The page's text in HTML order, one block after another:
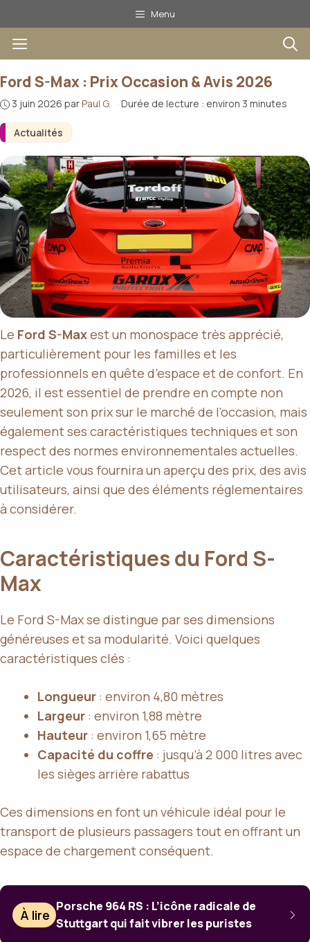
au
contenu
Menu
Menu
Actualités
Ford S-Max : Prix Occasion & Avis 2026
3 juin 2026 parPaul G. · Durée de lecture : environ 3 minutes
Le Ford S-Maxest un monospace très apprécié,
particulièrement pour les familles et les
professionnels en quête d’espace et de confort. En
2026, il est essentiel de prendre en compte non
seulement son prix sur le marché de l’occasion, mais
également ses caractéristiques techniques et son
respect des normes environnementales actuelles.
Cet article vous fournira un aperçu des prix, des avis
utilisateurs, ainsi que des éléments réglementaires
à considérer.
Caractéristiques du Ford S-
Max
Le Ford S-Max se distingue par ses dimensions
généreuses et sa modularité. Voici quelques
caractéristiques clés :
Longueur : environ 4,80 mètres
Largeur : environ 1,88 mètre
Hauteur : environ 1,65 mètre
Capacité du coffre : jusqu’à 2 000 litres avec
les sièges arrière rabattus
Ces dimensions en font un véhicule idéal pour le
transport de plusieurs passagers tout en offrant un
espace de chargement conséquent.
À lire
Porsche 964 RS : L’icône radicale de
Stuttgart qui fait vibrer les puristes